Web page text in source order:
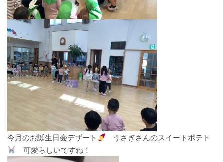
今月のお誕生日会デザート
うさぎさんのスイートポテト
可愛らしいですね！